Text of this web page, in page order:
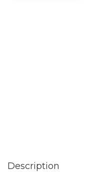
Description